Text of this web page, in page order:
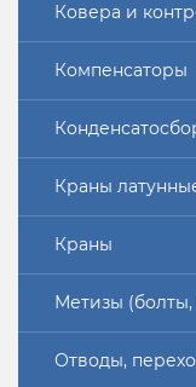
Ковера и
Компенсаторы
Краны
Краны
Метизы
Отводы,